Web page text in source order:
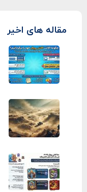
مقاله های اخیر